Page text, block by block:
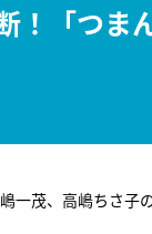
！「つま
一茂、高嶋ちさ子